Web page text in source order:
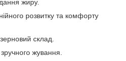
жиру.
розвитку та комфорту
склад.
жування.